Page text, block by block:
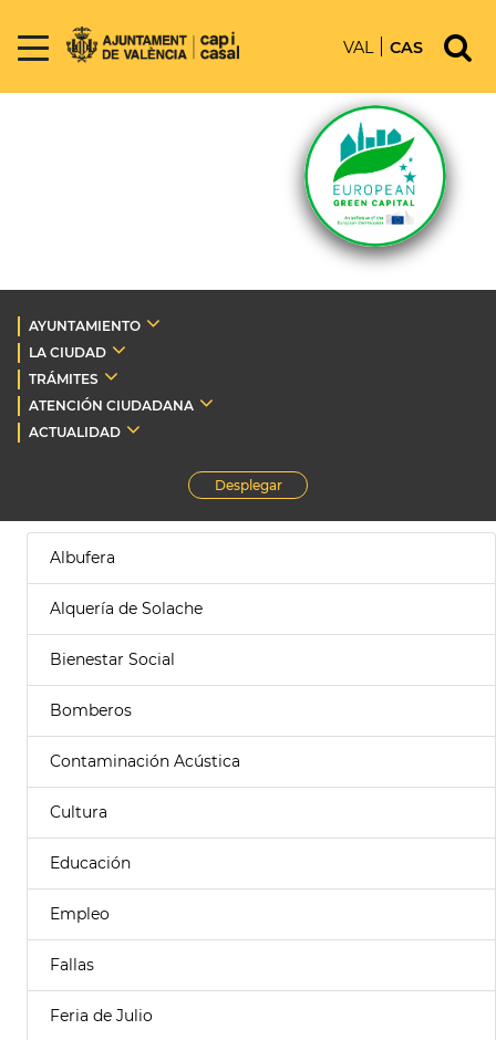
VAL CAS
AYUNTAMIENTO
LA CIUDAD
TRÁMITES
ATENCIÓN CIUDADANA
ACTUALIDAD
Desplegar
Albufera
Alquería de Solache
Bienestar Social
Bomberos
Contaminación Acústica
Cultura
Educación
Empleo
Fallas
Feria de Julio